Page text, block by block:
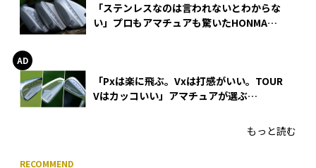
「ステンレスなのは言われないとわからな
い」プロもアマチュアも驚いたHONMA
「Pxは楽に飛ぶ。Vxは打感がいい。TOUR
Vはカッコいい」アマチュアが選ぶ
もっと読む